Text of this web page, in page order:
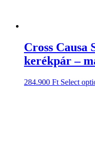
Cross Causa
kerékpár –
284.900 Ft Select